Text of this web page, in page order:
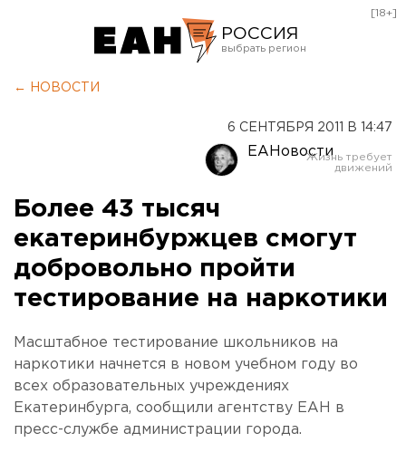
РОССИЯ
Оренбург
[18+]
← НОВОСТИ
6 СЕНТЯБРЯ 2011 В 14:47
ЕАНовости
Более 43 тысяч
екатеринбуржцев смогут
добровольно пройти
тестирование на наркотики
Масштабное тестирование школьников на
наркотики начнется в новом учебном году во
всех образовательных учреждениях
Екатеринбурга, сообщили агентству ЕАН в
пресс-службе администрации города.